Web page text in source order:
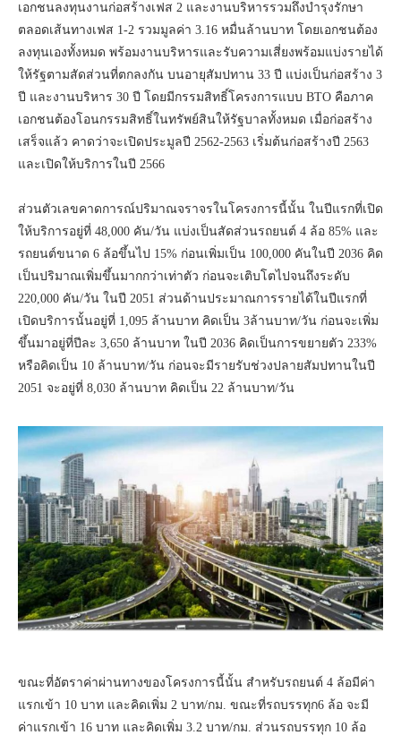
เอกชนลงทุนงานก่อสร้างเฟส 2 และงานบริหารรวมถึงบำรุงรักษา
ตลอดเส้นทางเฟส 1-2 รวมมูลค่า 3.16 หมื่นล้านบาท โดยเอกชนต้อง
ลงทุนเองทั้งหมด พร้อมงานบริหารและรับความเสี่ยงพร้อมแบ่งรายได้
ให้รัฐตามสัดส่วนที่ตกลงกัน บนอายุสัมปทาน 33 ปี แบ่งเป็นก่อสร้าง 3
ปี และงานบริหาร 30 ปี โดยมีกรรมสิทธิ์โครงการแบบ BTO คือภาค
เอกชนต้องโอนกรรมสิทธิ์ในทรัพย์สินให้รัฐบาลทั้งหมด เมื่อก่อสร้าง
เสร็จแล้ว คาดว่าจะเปิดประมูลปี 2562-2563 เริ่มต้นก่อสร้างปี 2563
และเปิดให้บริการในปี 2566
ส่วนตัวเลขคาดการณ์ปริมาณจราจรในโครงการนี้นั้น ในปีแรกที่เปิด
ให้บริการอยู่ที่ 48,000 คัน/วัน แบ่งเป็นสัดส่วนรถยนต์ 4 ล้อ 85% และ
รถยนต์ขนาด 6 ล้อขึ้นไป 15% ก่อนเพิ่มเป็น 100,000 คันในปี 2036 คิด
เป็นปริมาณเพิ่มขึ้นมากกว่าเท่าตัว ก่อนจะเติบโตไปจนถึงระดับ
220,000 คัน/วัน ในปี 2051 ส่วนด้านประมาณการรายได้ในปีแรกที่
เปิดบริการนั้นอยู่ที่ 1,095 ล้านบาท คิดเป็น 3ล้านบาท/วัน ก่อนจะเพิ่ม
ขึ้นมาอยู่ที่ปีละ 3,650 ล้านบาท ในปี 2036 คิดเป็นการขยายตัว 233%
หรือคิดเป็น 10 ล้านบาท/วัน ก่อนจะมีรายรับช่วงปลายสัมปทานในปี
2051 จะอยู่ที่ 8,030 ล้านบาท คิดเป็น 22 ล้านบาท/วัน
ขณะที่อัตราค่าผ่านทางของโครงการนี้นั้น สำหรับรถยนต์ 4 ล้อมีค่า
แรกเข้า 10 บาท และคิดเพิ่ม 2 บาท/กม. ขณะที่รถบรรทุก6 ล้อ จะมี
ค่าแรกเข้า 16 บาท และคิดเพิ่ม 3.2 บาท/กม. ส่วนรถบรรทุก 10 ล้อ